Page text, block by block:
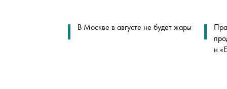
В Москве в августе не будет жары
и